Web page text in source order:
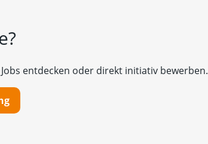
entdecken oder direkt initiativ bewerben.